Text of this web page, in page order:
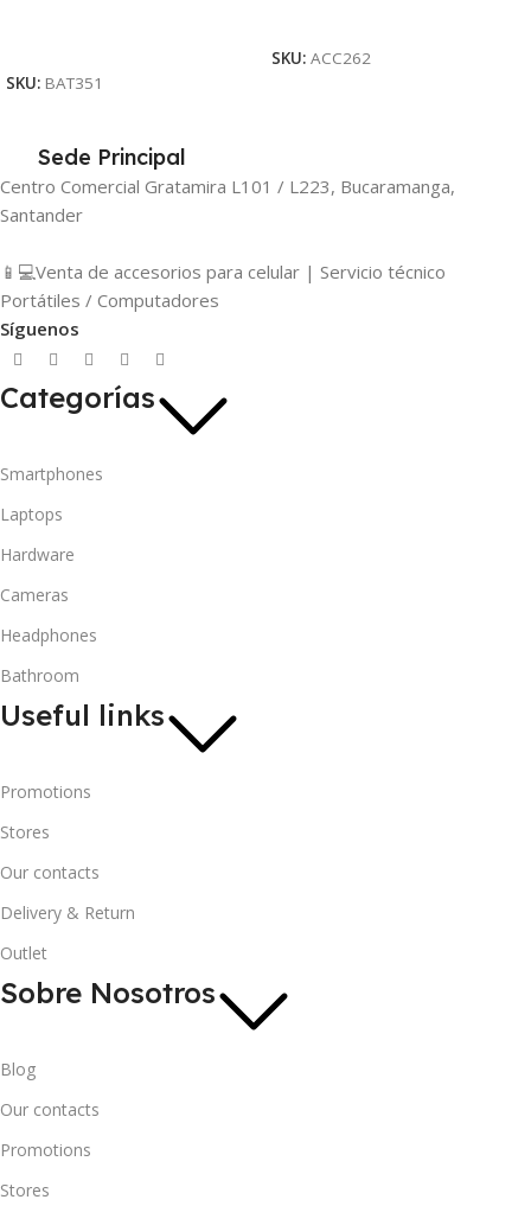
SKU: BAT351
SKU: ACC262
Sede Principal
Centro Comercial Gratamira L101 / L223, Bucaramanga,
Santander
📱💻Venta de accesorios para celular | Servicio técnico
Portátiles / Computadores
Síguenos
Categorías
Smartphones
Laptops
Hardware
Cameras
Headphones
Bathroom
Useful links
Promotions
Stores
Our contacts
Delivery & Return
Outlet
Sobre Nosotros
Blog
Our contacts
Promotions
Stores